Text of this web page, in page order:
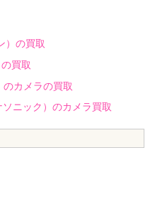
）の買取
買取
のカメラの買取
ニック）のカメラ買取